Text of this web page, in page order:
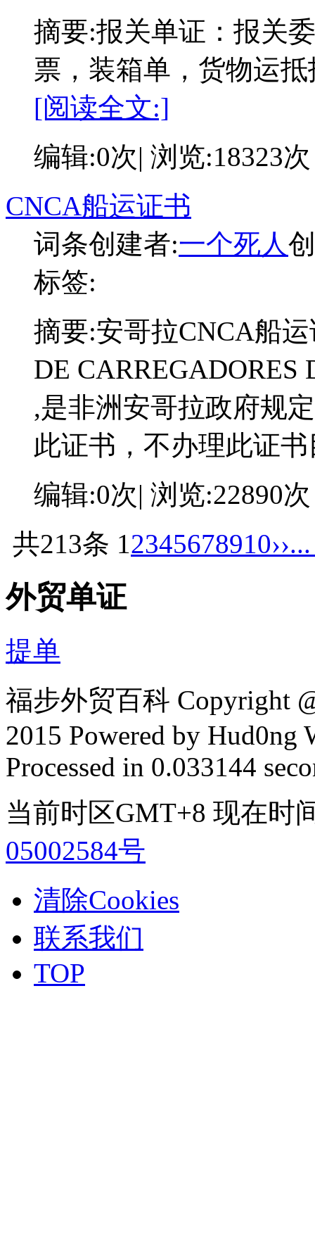
摘要:报关单证：报关
票，装箱单，货物运
[阅读全文:]
编辑:0次| 浏览:18323次
CNCA船运证书
词条创建者:一个死人
标签:
摘要:安哥拉CNCA船
DE
,是非洲安哥拉政府规
此证书，不办理此证书
编辑:0次| 浏览:22890次
共213条 12345678910››
外贸单证
提单
福步外贸百科 Copyright
2015 Powered by Hud0ng
Processed in 0.033144
当前时区GMT+8 现在时
05002584号
清除Cookies
联系我们
TOP